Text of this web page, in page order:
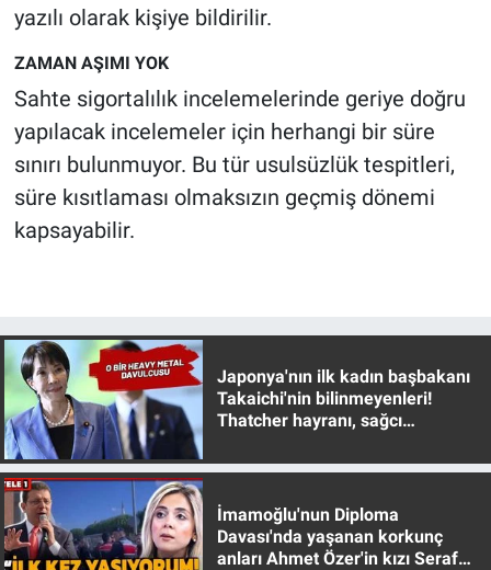
yazılı olarak kişiye bildirilir.
ZAMAN AŞIMI YOK
Sahte sigortalılık incelemelerinde geriye doğru
yapılacak incelemeler için herhangi bir süre
sınırı bulunmuyor. Bu tür usulsüzlük tespitleri,
süre kısıtlaması olmaksızın geçmiş dönemi
kapsayabilir.
Japonya'nın ilk kadın başbakanı
Takaichi'nin bilinmeyenleri!
Thatcher hayranı, sağcı
İmamoğlu'nun Diploma
Davası'nda yaşanan korkunç
anları Ahmet Özer'in kızı Seraf
Yerel Yaşam
Canlı Yayın